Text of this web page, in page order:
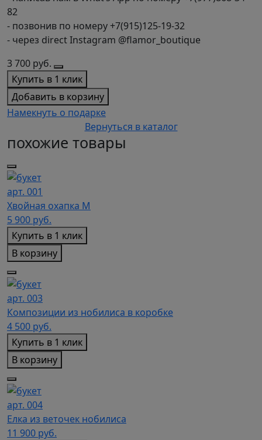
82
- позвонив по номеру +7(915)125-19-32
- через direct Instagram @flamor_boutique
3 700 руб.
Купить в 1 клик
Добавить в корзину
Намекнуть о подарке
Вернуться в каталог
похожие товары
арт. 001
Хвойная охапка M
5 900 руб.
Купить в 1 клик
В корзину
арт. 003
Композиции из нобилиса в коробке
4 500 руб.
Купить в 1 клик
В корзину
арт. 004
Елка из веточек нобилиса
11 900 руб.